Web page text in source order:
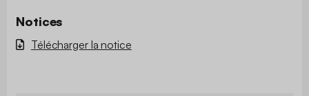
Notices
Télécharger la notice